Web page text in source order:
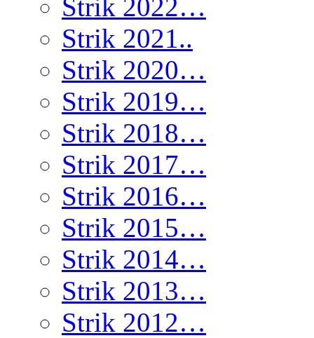
Strik 2022…
Strik 2021..
Strik 2020…
Strik 2019…
Strik 2018…
Strik 2017…
Strik 2016…
Strik 2015…
Strik 2014…
Strik 2013…
Strik 2012…